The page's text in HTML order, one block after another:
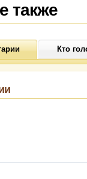
также
Кто